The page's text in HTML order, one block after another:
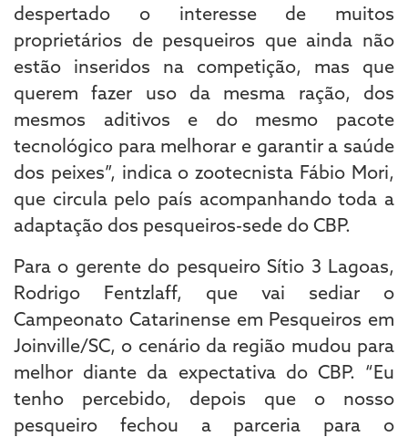
despertado o interesse de muitos
proprietários de pesqueiros que ainda não
estão inseridos na competição, mas que
querem fazer uso da mesma ração, dos
mesmos aditivos e do mesmo pacote
tecnológico para melhorar e garantir a saúde
dos peixes”, indica o zootecnista Fábio Mori,
que circula pelo país acompanhando toda a
adaptação dos pesqueiros-sede do CBP.
Para o gerente do pesqueiro Sítio 3 Lagoas,
Rodrigo Fentzlaff, que vai sediar o
Campeonato Catarinense em Pesqueiros em
Joinville/SC, o cenário da região mudou para
melhor diante da expectativa do CBP. “Eu
tenho percebido, depois que o nosso
pesqueiro fechou a parceria para o